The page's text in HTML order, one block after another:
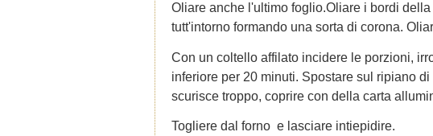
Oliare anche l'ultimo foglio.Oliare i bordi
tutt'intorno formando una sorta di corona.
Con un coltello affilato incidere le porzioni,
inferiore per 20 minuti. Spostare sul ripiano
scurisce troppo, coprire con della carta
Togliere dal forno e lasciare intiepidire.